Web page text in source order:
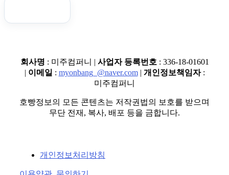
회사명 : 미주컴퍼니 | 사업자 등록번호 : 336-18-01601
| 이메일 : myonbang_@naver.com| 개인정보책임자:
미주컴퍼니
호빵정보의 모든 콘텐츠는 저작권법의 보호를 받으며
무단 전재, 복사, 배포 등을 금합니다.
개인정보처리방침